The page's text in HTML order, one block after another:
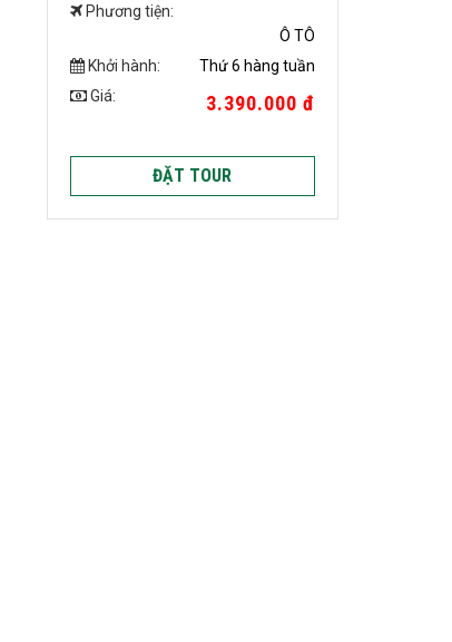
Phương tiện:
Ô TÔ
Khởi hành:
Thứ 6 hàng tuần
Giá:
3.390.000 đ
ĐẶT TOUR